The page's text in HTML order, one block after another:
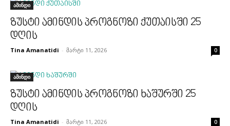
ამინდი
ზუსტი ამინდის პროგნოზი ქუთაისში 25
დღის
Tina Amanatidi - მარტი 11, 2026 0
ამინდი
ზუსტი ამინდის პროგნოზი ხაშურში 25
დღის
Tina Amanatidi - მარტი 11, 2026 0